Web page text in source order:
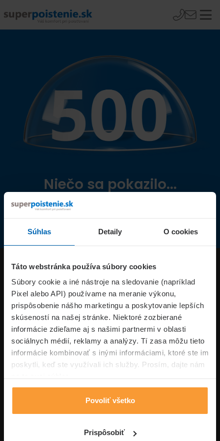
Súhlas Detaily O cookies
Táto webstránka používa súbory cookies
Súbory cookie a iné nástroje na sledovanie (napríklad
Pixel alebo API) používame na meranie výkonu,
prispôsobenie nášho marketingu a poskytovanie lepších
skúseností na našej stránke. Niektoré zozbierané
informácie zdieľame aj s našimi partnermi v oblasti
sociálnych médií, reklamy a analýzy. Tí zasa môžu tieto
informácie kombinovať s inými informáciami, ktoré ste im
poskytli, keď ste využívali ich služby. Prosím, dajte nám
Povoliť všetko
Prispôsobiť
Niečo sa pokazilo...
Přejít na úvodní stránku
Produkty
Superpoistenie.sk
Informácie
Typy poistení
Volajte pon-pia: 09:00–17:00 hod
0850 100 101
Napíšte nám